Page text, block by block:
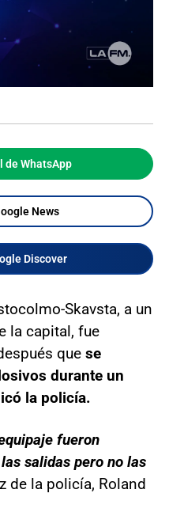
de WhatsApp
News
Discover
Skavsta, a un
la capital, fue
que se
durante un
la policía.
fueron
salidas pero no las
de la policía, Roland